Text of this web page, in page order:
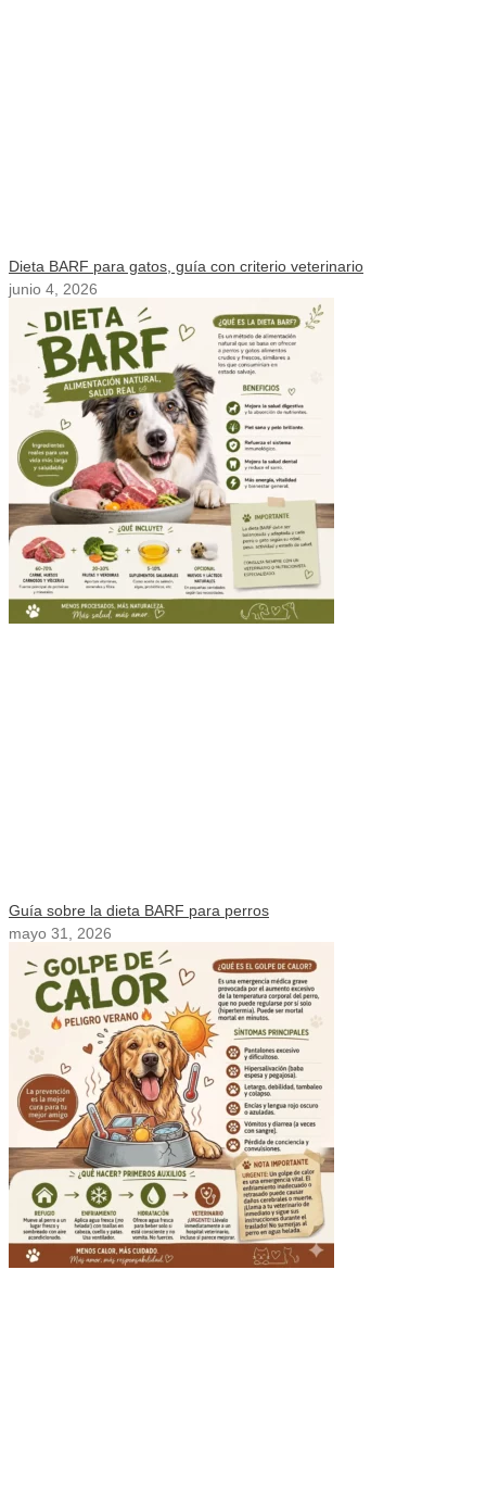
Dieta BARF para gatos, guía con criterio veterinario
junio 4, 2026
Guía sobre la dieta BARF para perros
mayo 31, 2026